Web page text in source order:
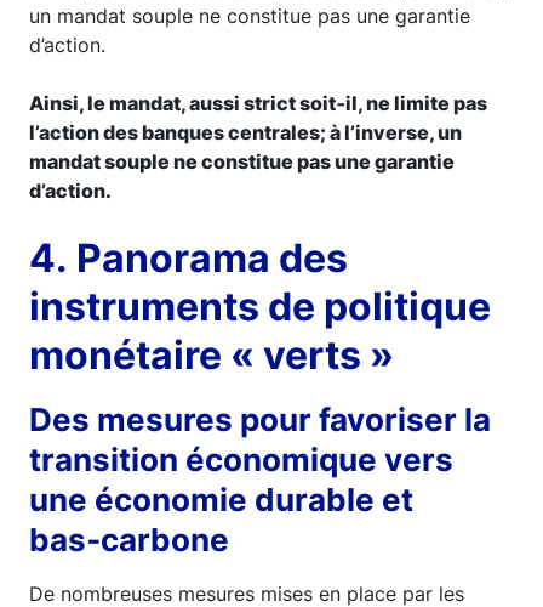
un mandat souple ne constitue pas une garantie
d’action.
Ainsi, le mandat, aussi strict soit‑il, ne limite pas
l’action des banques centrales; à l’inverse, un
mandat souple ne constitue pas une garantie
d’action.
4. Panorama des
instruments de politique
monétaire « verts »
Des mesures pour favoriser la
transition économique vers
une économie durable et
bas‑carbone
De nombreuses mesures mises en place par les